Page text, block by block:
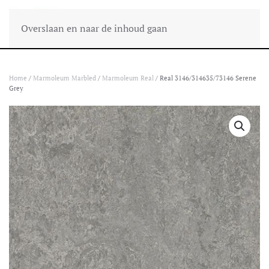
Overslaan en naar de inhoud gaan
Home / Marmoleum Marbled / Marmoleum Real / Real 3146/314635/73146 Serene
Grey